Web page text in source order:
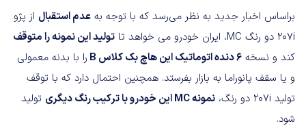
براساس اخبار جدید به نظر می‌رسد که با توجه به عدم استقبال از پژو
۲۰۷i دو رنگ MC، ایران خودرو می خواهد تا
تولید این نمونه را متوقف
کند و نسخه ۶ دنده اتوماتیک این هاچ بک کلاس B
را با بدنه معمولی
و یا سقف پانوراما به بازار بفرستد. همچنین احتمال دارد که با توقف
تولید ۲۰۷i دو رنگ،
نمونه MC این خودرو با ترکیب رنگ دیگری
تولید
شود.